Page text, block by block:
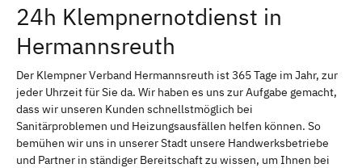
24h Klempnernotdienst in
Hermannsreuth
Der Klempner Verband Hermannsreuth ist 365 Tage im Jahr, zur
jeder Uhrzeit für Sie da. Wir haben es uns zur Aufgabe gemacht,
dass wir unseren Kunden schnellstmöglich bei
Sanitärproblemen und Heizungsausfällen helfen können. So
bemühen wir uns in unserer Stadt unsere Handwerksbetriebe
und Partner in ständiger Bereitschaft zu wissen, um Ihnen bei